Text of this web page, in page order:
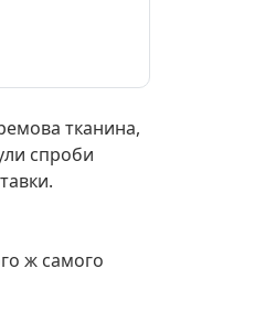
тканина,
спроби
ж самого